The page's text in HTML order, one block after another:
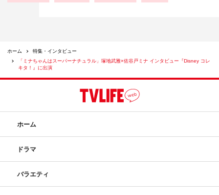
『Disney コレキタ！』
出演：塚地武雅（ドランクドラゴン）・佐谷戸ミナ
ホーム
特集・インタビュー
「ミナちゃんはスーパーナチュラル」塚地武雅×佐谷戸ミナ インタビュー『Disney コレ
キタ！』に出演
ホーム
ドラマ
バラエティ